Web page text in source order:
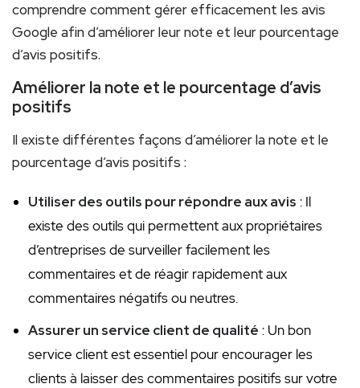
comprendre comment gérer efficacement les avis
Google afin d’améliorer leur note et leur pourcentage
d’avis positifs.
Améliorer la note et le pourcentage d’avis
positifs
Il existe différentes façons d’améliorer la note et le
pourcentage d’avis positifs :
Utiliser des outils pour répondre aux avis : Il
existe des outils qui permettent aux propriétaires
d’entreprises de surveiller facilement les
commentaires et de réagir rapidement aux
commentaires négatifs ou neutres.
Assurer un service client de qualité : Un bon
service client est essentiel pour encourager les
clients à laisser des commentaires positifs sur votre